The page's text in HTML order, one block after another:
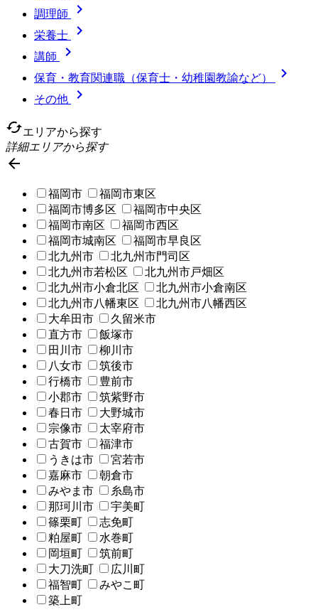
調理師 
栄養士 
講師 
保育・教育関連職（保育士・幼稚園教諭など） 
その他

cachedエリアから探す
詳細エリアから探す

福岡市
福岡市東区
福岡市博多区
福岡市中央区
福岡市南区
福岡市西区
福岡市城南区
福岡市早良区
北九州市
北九州市門司区
北九州市若松区
北九州市戸畑区
北九州市小倉北区
北九州市小倉南区
北九州市八幡東区
北九州市八幡西区
大牟田市
久留米市
直方市
飯塚市
田川市
柳川市
八女市
筑後市
行橋市
豊前市
小郡市
筑紫野市
春日市
大野城市
宗像市
太宰府市
古賀市
福津市
うきは市
宮若市
嘉麻市
朝倉市
みやま市
糸島市
那珂川市
宇美町
篠栗町
志免町
粕屋町
水巻町
岡垣町
筑前町
大刀洗町
広川町
福智町
みやこ町
築上町